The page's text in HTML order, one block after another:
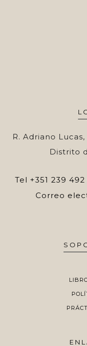
R. Adriano
Distrito
Tel +351 239
Correo